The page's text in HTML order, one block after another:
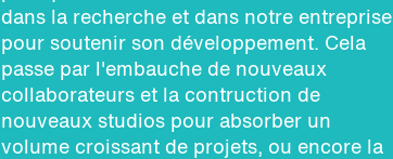
dans la recherche et dans notre entreprise
pour soutenir son développement. Cela
passe par l'embauche de nouveaux
collaborateurs et la contruction de
nouveaux studios pour absorber un
volume croissant de projets, ou encore la